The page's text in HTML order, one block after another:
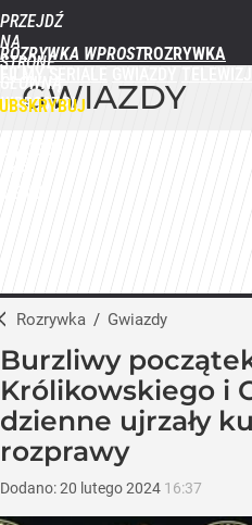
PRZEJDŹ
NA
STRONĘ
GŁÓWNĄ
WPROST.PL
ROZRYWKA WPROST
GWIAZDY
Rozrywka / Gwiazdy
Burzliwy
Królikowskiego i
dzienne ujrzały
rozprawy
Dodano:20 lutego2024 16:37